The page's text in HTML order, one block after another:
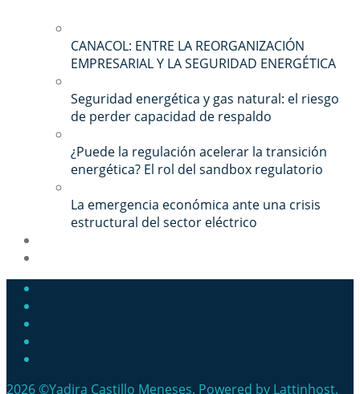
CANACOL: ENTRE LA REORGANIZACIÓN
EMPRESARIAL Y LA SEGURIDAD ENERGÉTICA
Seguridad energética y gas natural: el riesgo
de perder capacidad de respaldo
¿Puede la regulación acelerar la transición
energética? El rol del sandbox regulatorio
La emergencia económica ante una crisis
estructural del sector eléctrico
2026 ©Yadira Castillo Meneses. Powered by Lattinhost.